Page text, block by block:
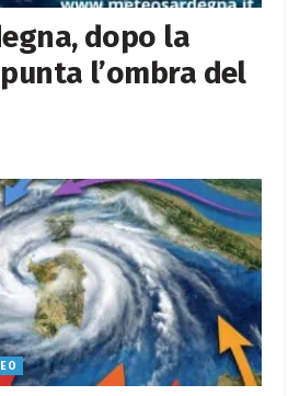
dopo la
l’ombra del